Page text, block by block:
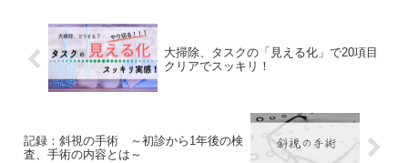
大掃除、タスクの「見える化」で20項目
クリアでスッキリ！
記録：斜視の手術 ～初診から1年後の検
査、手術の内容とは～